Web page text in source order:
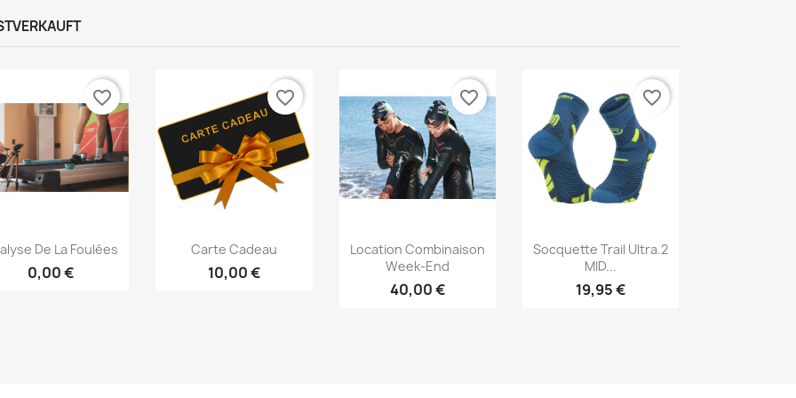
Vorschau
De La Foulées
0,00 €
favorite_border
Vorschau
Carte Cadeau
10,00 €
favorite_border
Vorschau
Location Combinaison
Week-End
40,00 €
favorite_border
Vorschau
Socquette Trail Ultra.2
MID...
19,95 €
favorite_border